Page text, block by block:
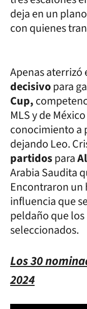
deja en un
con quienes
Apenas aterrizó
decisivopara
Cup,
MLS y de
conocimiento a
dejando Leo.
partidospara
Arabia Saudita
Encontraron
influencia que
peldaño que
seleccionados.
Los 30
2024